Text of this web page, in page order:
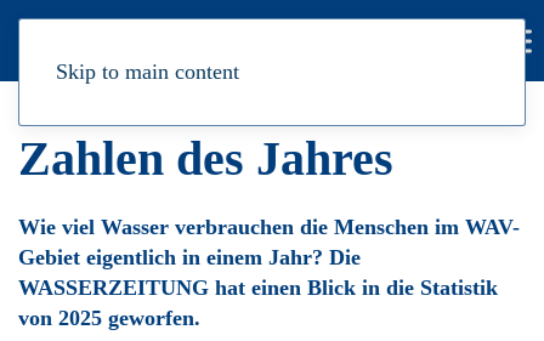
Skip to main content
Zahlen des Jahres
Wie viel Wasser verbrauchen die Menschen im WAV-
Gebiet eigentlich in einem Jahr? Die
WASSERZEITUNG hat einen Blick in die Statistik
von 2025 geworfen.